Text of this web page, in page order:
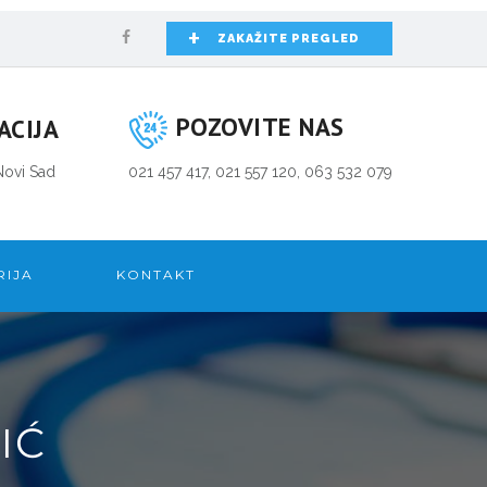
+ ZAKAŽITE PREGLED
Sad
POZOVITE NAS
021 457 417, 021 557 120, 063 532 079
KONTAKT